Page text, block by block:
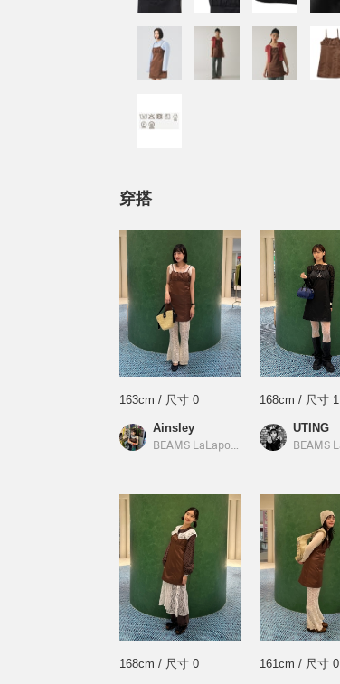
穿搭
163cm / 尺寸 0
Ainsley
BEAMS LaLaport南港 ／ Ray BEAMS
168cm / 尺寸 1
UTING
168cm / 尺寸 0 161cm / 尺寸 0